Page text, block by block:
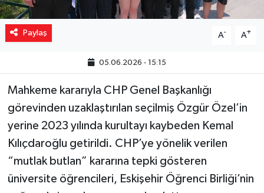
Paylaş A- A+
05.06.2026 - 15:15
Mahkeme kararıyla CHP Genel Başkanlığı
görevinden uzaklaştırılan seçilmiş Özgür Özel’in
yerine 2023 yılında kurultayı kaybeden Kemal
Kılıçdaroğlu getirildi. CHP’ye yönelik verilen
“mutlak butlan” kararına tepki gösteren
üniversite öğrencileri, Eskişehir Öğrenci Birliği’nin